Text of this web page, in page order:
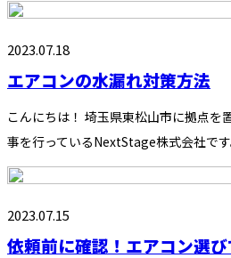
2023.07.18
エアコンの水漏れ対策方法
こんにちは！ 埼玉県東松山市に拠点を
事を行っているNextStage株式会社です
2023.07.15
依頼前に確認！エアコン選